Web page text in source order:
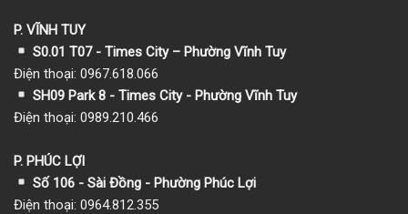
P. VĨNH TUY
S0.01 T07 - Times City – Phường Vĩnh Tuy
Điện thoại: 0967.618.066
SH09 Park 8 - Times City - Phường Vĩnh Tuy
Điện thoại: 0989.210.466
P. PHÚC LỢI
Số 106 - Sài Đồng - Phường Phúc Lợi
Điện thoại: 0964.812.355